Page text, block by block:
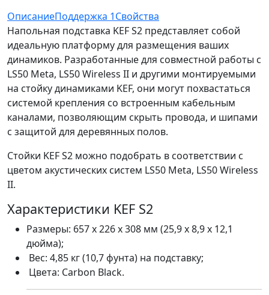
ОписаниеПоддержка 1Свойства
Напольная подставка KEF S2 представляет собой
идеальную платформу для размещения ваших
динамиков. Разработанные для совместной работы с
LS50 Meta, LS50 Wireless II и другими монтируемыми
на стойку динамиками KEF, они могут похвастаться
системой крепления со встроенным кабельным
каналами, позволяющим скрыть провода, и шипами
с защитой для деревянных полов.
Стойки KEF S2 можно подобрать в соответствии с
цветом акустических систем LS50 Meta, LS50 Wireless
II.
Характеристики KEF S2
Размеры: 657 x 226 x 308 мм (25,9 x 8,9 x 12,1
дюйма);
Вес: 4,85 кг (10,7 фунта) на подставку;
Цвета: Carbon Black.